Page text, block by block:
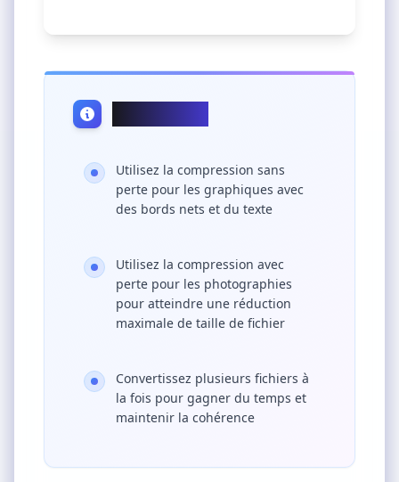
Utilisez la compression sans
perte pour les graphiques avec
des bords nets et du texte
Utilisez la compression avec
perte pour les photographies
pour atteindre une réduction
maximale de taille de fichier
Convertissez plusieurs fichiers à
la fois pour gagner du temps et
maintenir la cohérence